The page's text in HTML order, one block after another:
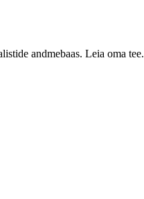
andmebaas. Leia oma tee.